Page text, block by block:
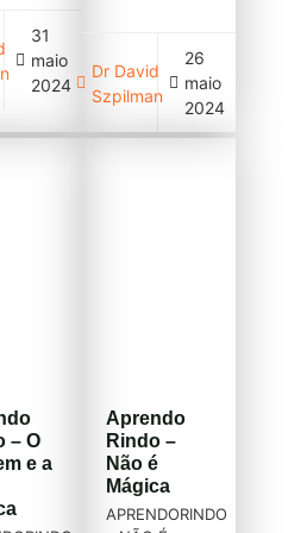
31
maio
2024
acima)
Dr David
Szpilman
26
maio
2024
– O
e a
Aprendo
Rindo –
Não é
Mágica
APRENDORINDO